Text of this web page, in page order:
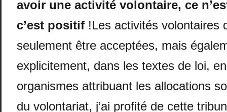
avoir une activité volontaire, ce
c’est positif !Les activités volontaires
seulement être acceptées, mais
explicitement, dans les textes de loi,
organismes attribuant les allocations
du volontariat, j’ai profité de cette